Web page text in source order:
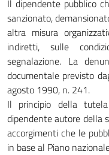
Il dipendente pubblico
sanzionato,
altra misura
indiretti, sulle
segnalazione. La
documentale previsto
agosto 1990, n. 241.
Il principio della
dipendente autore della
accorgimenti che le
in base al Piano